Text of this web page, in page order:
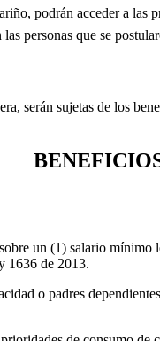
podrán acceder a las
personas que se
serán sujetas de los
un (1) salario
1636 de 2013.
o padres